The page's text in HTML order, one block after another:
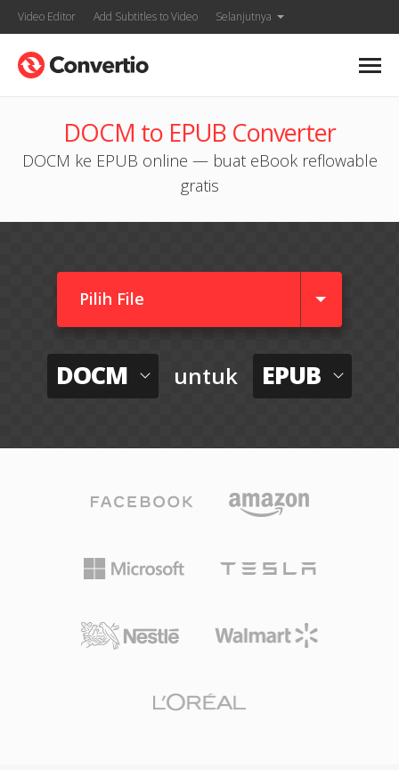
Video Editor Add Subtitles to Video Selanjutnya
DOCM to EPUB Converter
DOCM ke EPUB online — buat eBook reflowable
gratis
Pilih File
DOCM untuk EPUB